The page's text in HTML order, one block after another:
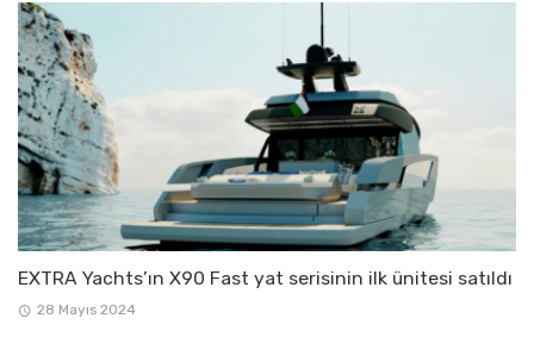
EXTRA Yachts’ın X90 Fast yat serisinin ilk ünitesi satıldı
28 Mayıs 2024